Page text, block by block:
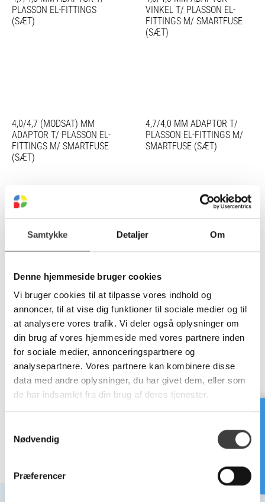
Samtykke Detaljer Om
Denne hjemmeside bruger cookies
Vi bruger cookies til at tilpasse vores indhold og
annoncer, til at vise dig funktioner til sociale medier og til
at analysere vores trafik. Vi deler også oplysninger om
din brug af vores hjemmeside med vores partnere inden
for sociale medier, annonceringspartnere og
analysepartnere. Vores partnere kan kombinere disse
data med andre oplysninger, du har givet dem, eller som
de har indsamlet fra din brug af deres tjenester.
Nødvendig
Præferencer
PLASSON EL-FITTINGS
(SÆT)
VINKEL T/ PLASSON EL-
FITTINGS M/ SMARTFUSE
(SÆT)
4,0/4,7 (MODSAT) MM
ADAPTOR T/ PLASSON EL-
FITTINGS M/ SMARTFUSE
(SÆT)
4,7/4,0 MM ADAPTOR T/
PLASSON EL-FITTINGS M/
SMARTFUSE (SÆT)
BESKYTTELSESKAPPE
Vælg variant
LØS TERMINAL TIL
Vælg variant
UNIVERSAL LØS TERMINAL
TIL POLYCODE
Vælg variant
Brug for hjælp?